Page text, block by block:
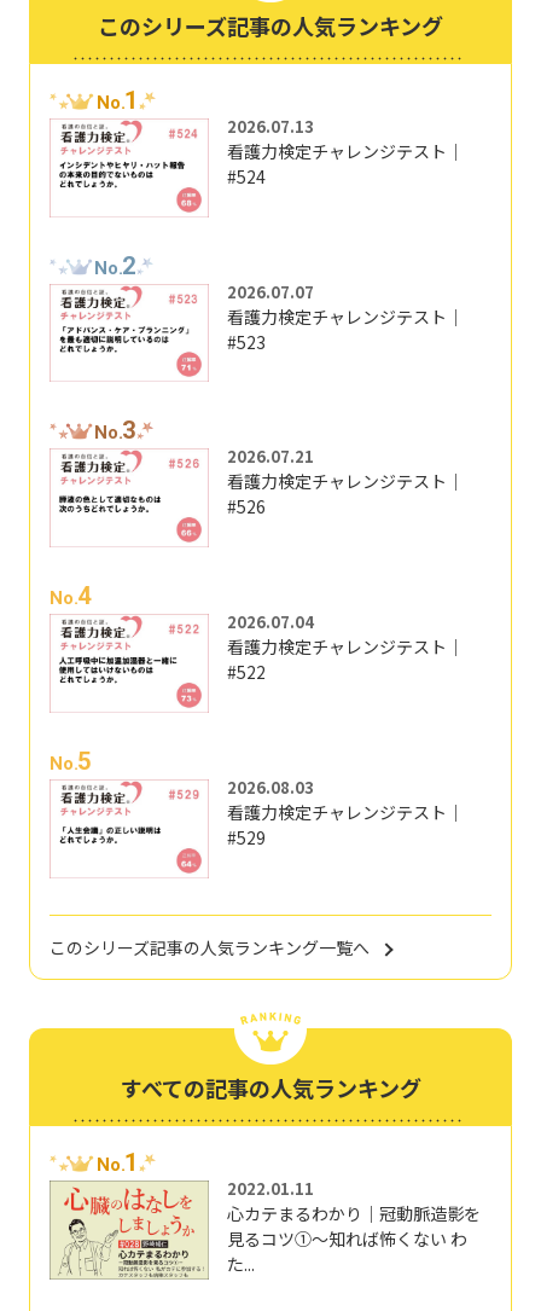
このシリーズ記事の人気ランキング
No.1
2026.07.13
看護力検定チャレンジテスト｜
#524
No.2
2026.07.07
看護力検定チャレンジテスト｜
#523
No.3
2026.07.21
看護力検定チャレンジテスト｜
#526
No.4
2026.07.04
看護力検定チャレンジテスト｜
#522
No.5
2026.08.03
看護力検定チャレンジテスト｜
#529
このシリーズ記事の人気ランキング一覧へ
すべての記事の人気ランキング
No.1
2022.01.11
心カテまるわかり｜冠動脈造影を
見るコツ①～知れば怖くない わ
た...